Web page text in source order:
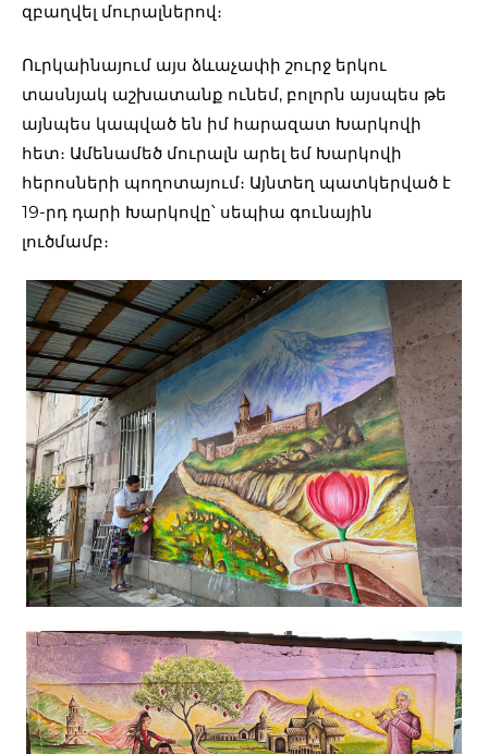
զբաղվել մուրալներով։
Ուրկաինայում այս ձևաչափի շուրջ երկու
տասնյակ աշխատանք ունեմ, բոլորն այսպես թե
այնպես կապված են իմ հարազատ Խարկովի
հետ։ Ամենամեծ մուրալն արել եմ Խարկովի
հերոսների պողոտայում։ Այնտեղ պատկերված է
19-րդ դարի Խարկովը՝ սեպիա գունային
լուծմամբ։